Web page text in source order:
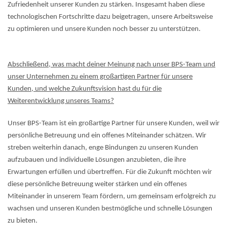
Zufriedenheit unserer Kunden zu stärken. Insgesamt haben diese
technologischen Fortschritte dazu beigetragen, unsere Arbeitsweise
zu optimieren und unsere Kunden noch besser zu unterstützen.
Abschließend, was macht deiner Meinung nach unser BPS-Team und
unser Unternehmen zu einem großartigen Partner für unsere
Kunden, und welche Zukunftsvision hast du für die
Weiterentwicklung unseres Teams?
Unser BPS-Team ist ein großartige Partner für unsere Kunden, weil wir
persönliche Betreuung und ein offenes Miteinander schätzen. Wir
streben weiterhin danach, enge Bindungen zu unseren Kunden
aufzubauen und individuelle Lösungen anzubieten, die ihre
Erwartungen erfüllen und übertreffen. Für die Zukunft möchten wir
diese persönliche Betreuung weiter stärken und ein offenes
Miteinander in unserem Team fördern, um gemeinsam erfolgreich zu
wachsen und unseren Kunden bestmögliche und schnelle Lösungen
zu bieten.